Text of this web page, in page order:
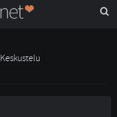
Keskustelu